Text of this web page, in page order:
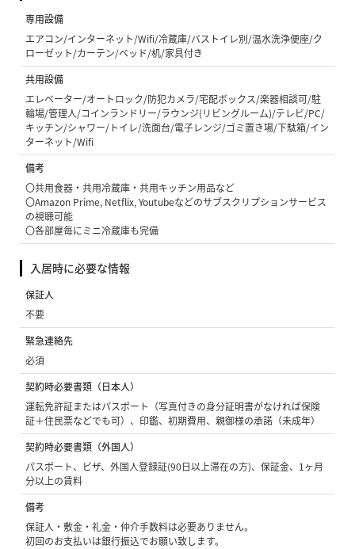
専用設備
エアコン/インターネット/Wifi/冷蔵庫/バストイレ別/温水洗浄便座/ク
ローゼット/カーテン/ベッド/机/家具付き
共用設備
エレベーター/オートロック/防犯カメラ/宅配ボックス/楽器相談可/駐
輪場/管理人/コインランドリー/ラウンジ(リビングルーム)/テレビ/PC/
キッチン/シャワー/トイレ/洗面台/電子レンジ/ゴミ置き場/下駄箱/イン
ターネット/Wifi
備考
〇共用食器・共用冷蔵庫・共用キッチン用品など
〇Amazon Prime, Netflix, Youtubeなどのサブスクリプションサービス
の視聴可能
〇各部屋毎にミニ冷蔵庫も完備
入居時に必要な情報
保証人
不要
緊急連絡先
必須
契約時必要書類（日本人）
運転免許証またはパスポート（写真付きの身分証明書がなければ保険
証＋住民票などでも可）、印鑑、初期費用、親御様の承諾（未成年）
契約時必要書類（外国人）
パスポート、ビザ、外国人登録証(90日以上滞在の方)、保証金、1ヶ月
分以上の賃料
備考
保証人・敷金・礼金・仲介手数料は必要ありません。
初回のお支払いは銀行振込でお願い致します。